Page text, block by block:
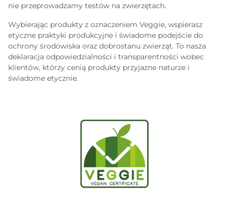
nie przeprowadzamy testów na zwierzętach.
Wybierając produkty z oznaczeniem Veggie, wspierasz
etyczne praktyki produkcyjne i świadome podejście do
ochrony środowiska oraz dobrostanu zwierząt. To nasza
deklaracja odpowiedzialności i transparentności wobec
klientów, którzy cenią produkty przyjazne naturze i
świadome etycznie.